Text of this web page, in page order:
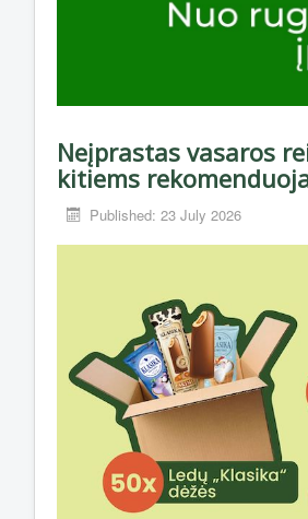
Neįprastas vasaros
kitiems
Published: 23 July 2026